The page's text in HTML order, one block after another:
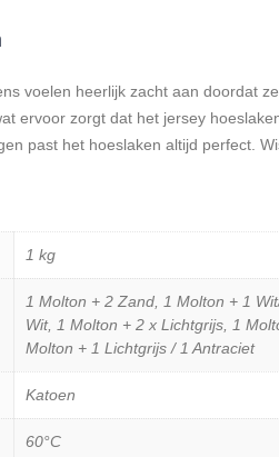
voelen heerlijk zacht aan doordat
ervoor zorgt dat het jersey
past het hoeslaken altijd perfect.
1 kg
1 Molton + 2 Zand, 1 Molton + 1
Wit, 1 Molton + 2 x Lichtgrijs, 1
Molton + 1 Lichtgrijs / 1 Antraciet
Katoen
60°C